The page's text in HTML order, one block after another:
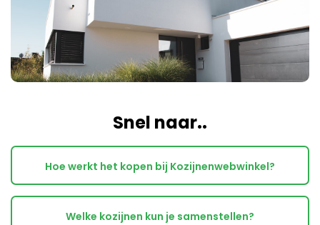
Snel naar..
Hoe werkt het kopen bij Kozijnenwebwinkel?
Welke kozijnen kun je samenstellen?